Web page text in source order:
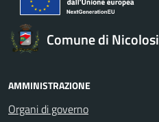
Comune di Nicolosi
AMMINISTRAZIONE
Organi di governo